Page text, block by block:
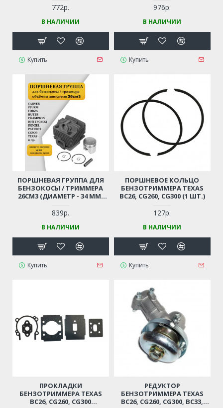
772р.
В НАЛИЧИИ
Купить
CG300, CHAMPION T252, T256,
STURM BT8926, BT9126BL,
CARVER GBC-026, GBC-026B
(ДИАМЕТР 34 ММ)
976р.
В НАЛИЧИИ
Купить
ПОРШНЕВАЯ ГРУППА ДЛЯ
БЕНЗОКОСЫ / ТРИММЕРА
26СМ3 (ДИАМЕТР - 34 ММ)
HUTER GGT800, CARVER
GBC026, CHAMPION T252,
СОЮЗ 9226
839р.
В НАЛИЧИИ
Купить
ПОРШНЕВОЕ КОЛЬЦО
БЕНЗОТРИММЕРА TEXAS
BC26, CG260, CG300 (1 ШТ.)
127р.
В НАЛИЧИИ
Купить
ПРОКЛАДКИ
БЕНЗОТРИММЕРА TEXAS
BC26, CG260, CG300
РЕДУКТОР
БЕНЗОТРИММЕРА TEXAS
BC26, CG260, CG300, BC33,